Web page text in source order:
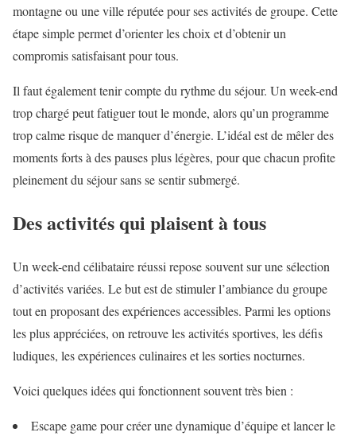
montagne ou une ville réputée pour ses activités de groupe. Cette
étape simple permet d’orienter les choix et d’obtenir un
compromis satisfaisant pour tous.
Il faut également tenir compte du rythme du séjour. Un week-end
trop chargé peut fatiguer tout le monde, alors qu’un programme
trop calme risque de manquer d’énergie. L’idéal est de mêler des
moments forts à des pauses plus légères, pour que chacun profite
pleinement du séjour sans se sentir submergé.
Des activités qui plaisent à tous
Un week-end célibataire réussi repose souvent sur une sélection
d’activités variées. Le but est de stimuler l’ambiance du groupe
tout en proposant des expériences accessibles. Parmi les options
les plus appréciées, on retrouve les activités sportives, les défis
ludiques, les expériences culinaires et les sorties nocturnes.
Voici quelques idées qui fonctionnent souvent très bien :
Escape game pour créer une dynamique d’équipe et lancer le